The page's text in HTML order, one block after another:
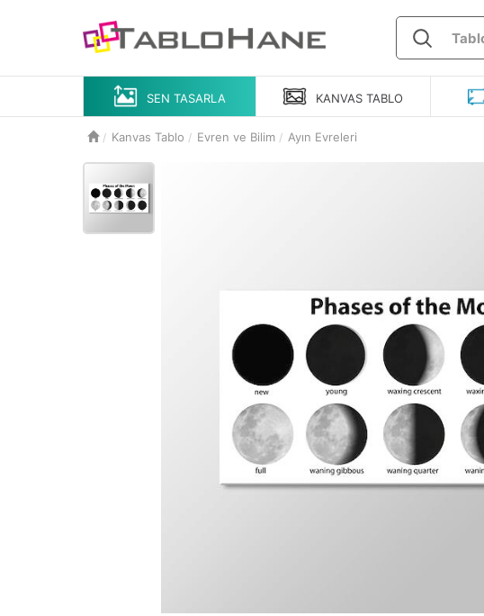
SEN TASARLA KANVAS TABLO
Kanvas Tablo Evren ve Bilim Ayın Evreleri